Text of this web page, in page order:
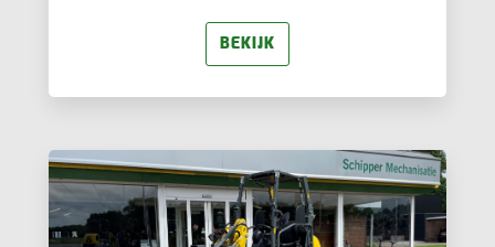
BEKIJK